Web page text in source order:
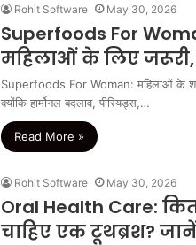
Rohit Software May 30, 2026
Superfoods For
महिलाओं के लिए
Superfoods For Woman: महिलाओं के
क्योंकि हार्मोनल बदलाव, पीरियड्स,…
Read More »
Rohit Software May 30, 2026
Oral Health Care:
चाहिए एक टूथब्रश?